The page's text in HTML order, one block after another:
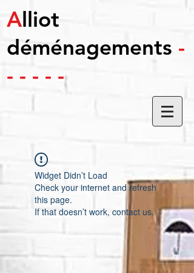
Alliot
déménagements -
- - - - -
Widget Didn’t Load
Check your internet and refresh
this page.
If that doesn’t work, contact us.